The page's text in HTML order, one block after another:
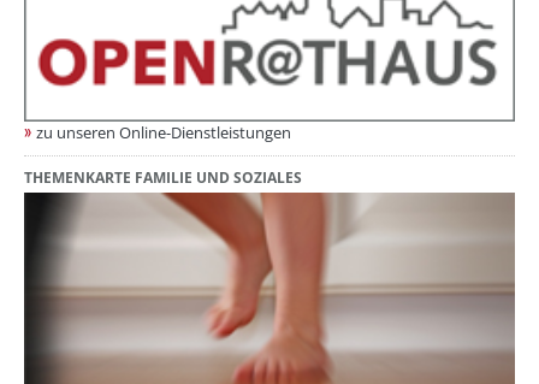
zu unseren Online-Dienstleistungen
THEMENKARTE FAMILIE UND SOZIALES